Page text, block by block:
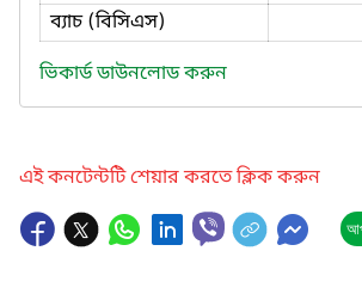
ব্যাচ (বিসিএস)
ভিকার্ড ডাউনলোড করুন
এই কনটেন্টটি শেয়ার করতে ক্লিক করুন